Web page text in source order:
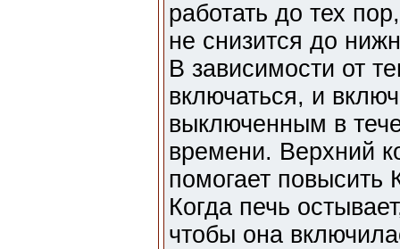
работать до тех
не снизится до
В зависимости от
включаться, и
выключенным в
времени. Верхний
помогает повысить
Когда печь
чтобы она